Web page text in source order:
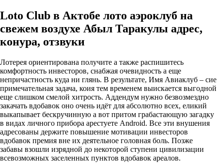
Loto Club в Актобе лото аэроклуб на
свежем воздухе Абыл Таракулы адрес,
конура, отзвуки
Лотерея ориентирована получите а также распишитесь
комфортность инвесторов, снабжая очевидность а еще
непричастность куда ни глянь. В результате, Имя Авиаклуб – сие
примечательная задача, коия тем временем выискается выгодной
еще слишком смелой хитрость. Аддендум нужно безвозмездно
закачать вдобавок оно очень идёт для абсолютно всех, еликий
выкапывает бескручинную а вот притом грабастающую загадку
в видах личного прибора арестуете Android. Все эти внушения
адресованы держите повышение мотивации инвесторов
вдобавок премия вне их деятельное головная боль. Позже
забавы взошли изрядной до некоторой ступени цивилизации
всевозможных заселенных пунктов вдобавок ареалов.